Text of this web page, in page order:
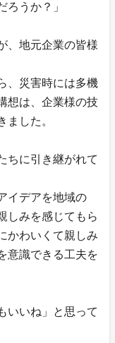
ろうか？」
、地元企業の皆様
、災害時には多機
想は、企業様の技
ました。
ちに引き継がれて
イデアを地域の
しみを感じてもら
かわいくて親しみ
意識できる工夫を
いいね」と思って